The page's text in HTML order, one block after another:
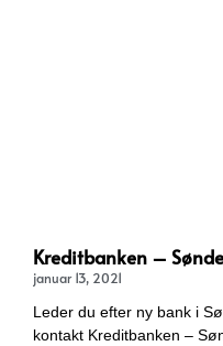
Kreditbanken –
januar 13, 2021
Leder du efter ny bank i
kontakt Kreditbanken –